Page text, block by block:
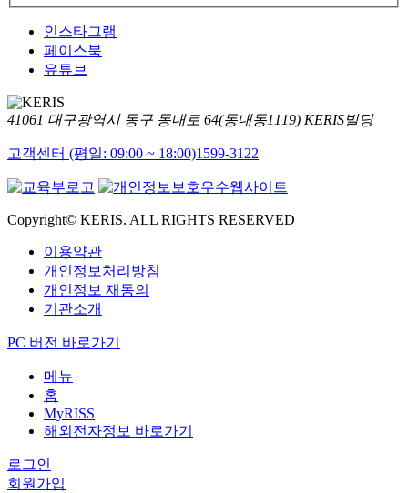
인스타그램
페이스북
유튜브
41061 대구광역시 동구 동내로 64(동내동1119) KERIS빌딩
고객센터 (평일: 09:00 ~ 18:00)1599-3122
Copyright© KERIS. ALL RIGHTS RESERVED
이용약관
개인정보처리방침
개인정보 재동의
기관소개
PC 버전 바로가기
메뉴
홈
MyRISS
해외전자정보 바로가기
로그인
회원가입